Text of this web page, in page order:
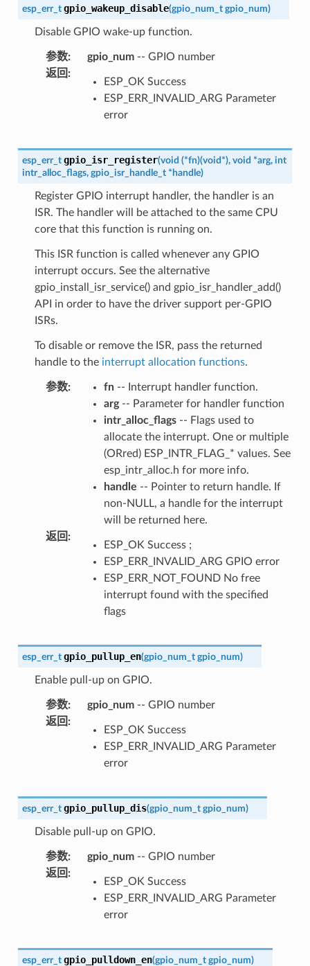
esp_err_t gpio_wakeup_disable(gpio_num_t gpio_num)
Disable GPIO wake-up function.
参数: gpio_num-- GPIO number
返回 :
ESP_OK Success
ESP_ERR_INVALID_ARG Parameter
error
esp_err_t gpio_isr_register(void (*fn)(void *), void *arg, int
intr_alloc_flags, gpio_isr_handle_t * handle)
Register GPIO interrupt handler, the handler is an
ISR. The handler will be attached to the same CPU
core that this function is running on.
This ISR function is called whenever any GPIO
interrupt occurs. See the alternative
gpio_install_isr_service() and gpio_isr_handler_add()
API in order to have the driver support per-GPIO
ISRs.
To disable or remove the ISR, pass the returned
handle to the interrupt allocation functions.
参数: fn-- Interrupt handler function.
arg-- Parameter for handler function
intr_alloc_flags-- Flags used to
allocate the interrupt. One or multiple
(ORred) ESP_INTR_FLAG_* values. See
esp_intr_alloc.h for more info.
handle -- Pointer to return handle. If
non-NULL, a handle for the interrupt
will be returned here.
返回 :
ESP_OK Success ;
ESP_ERR_INVALID_ARG GPIO error
ESP_ERR_NOT_FOUND No free
interrupt found with the specified
flags
esp_err_t gpio_pullup_en(gpio_num_t gpio_num)
Enable pull-up on GPIO.
参数: gpio_num-- GPIO number
返回 :
ESP_OK Success
ESP_ERR_INVALID_ARG Parameter
error
esp_err_t gpio_pullup_dis(gpio_num_t gpio_num)
Disable pull-up on GPIO.
参数: gpio_num-- GPIO number
返回 :
ESP_OK Success
ESP_ERR_INVALID_ARG Parameter
error
esp_err_t gpio_pulldown_en(gpio_num_t gpio_num)